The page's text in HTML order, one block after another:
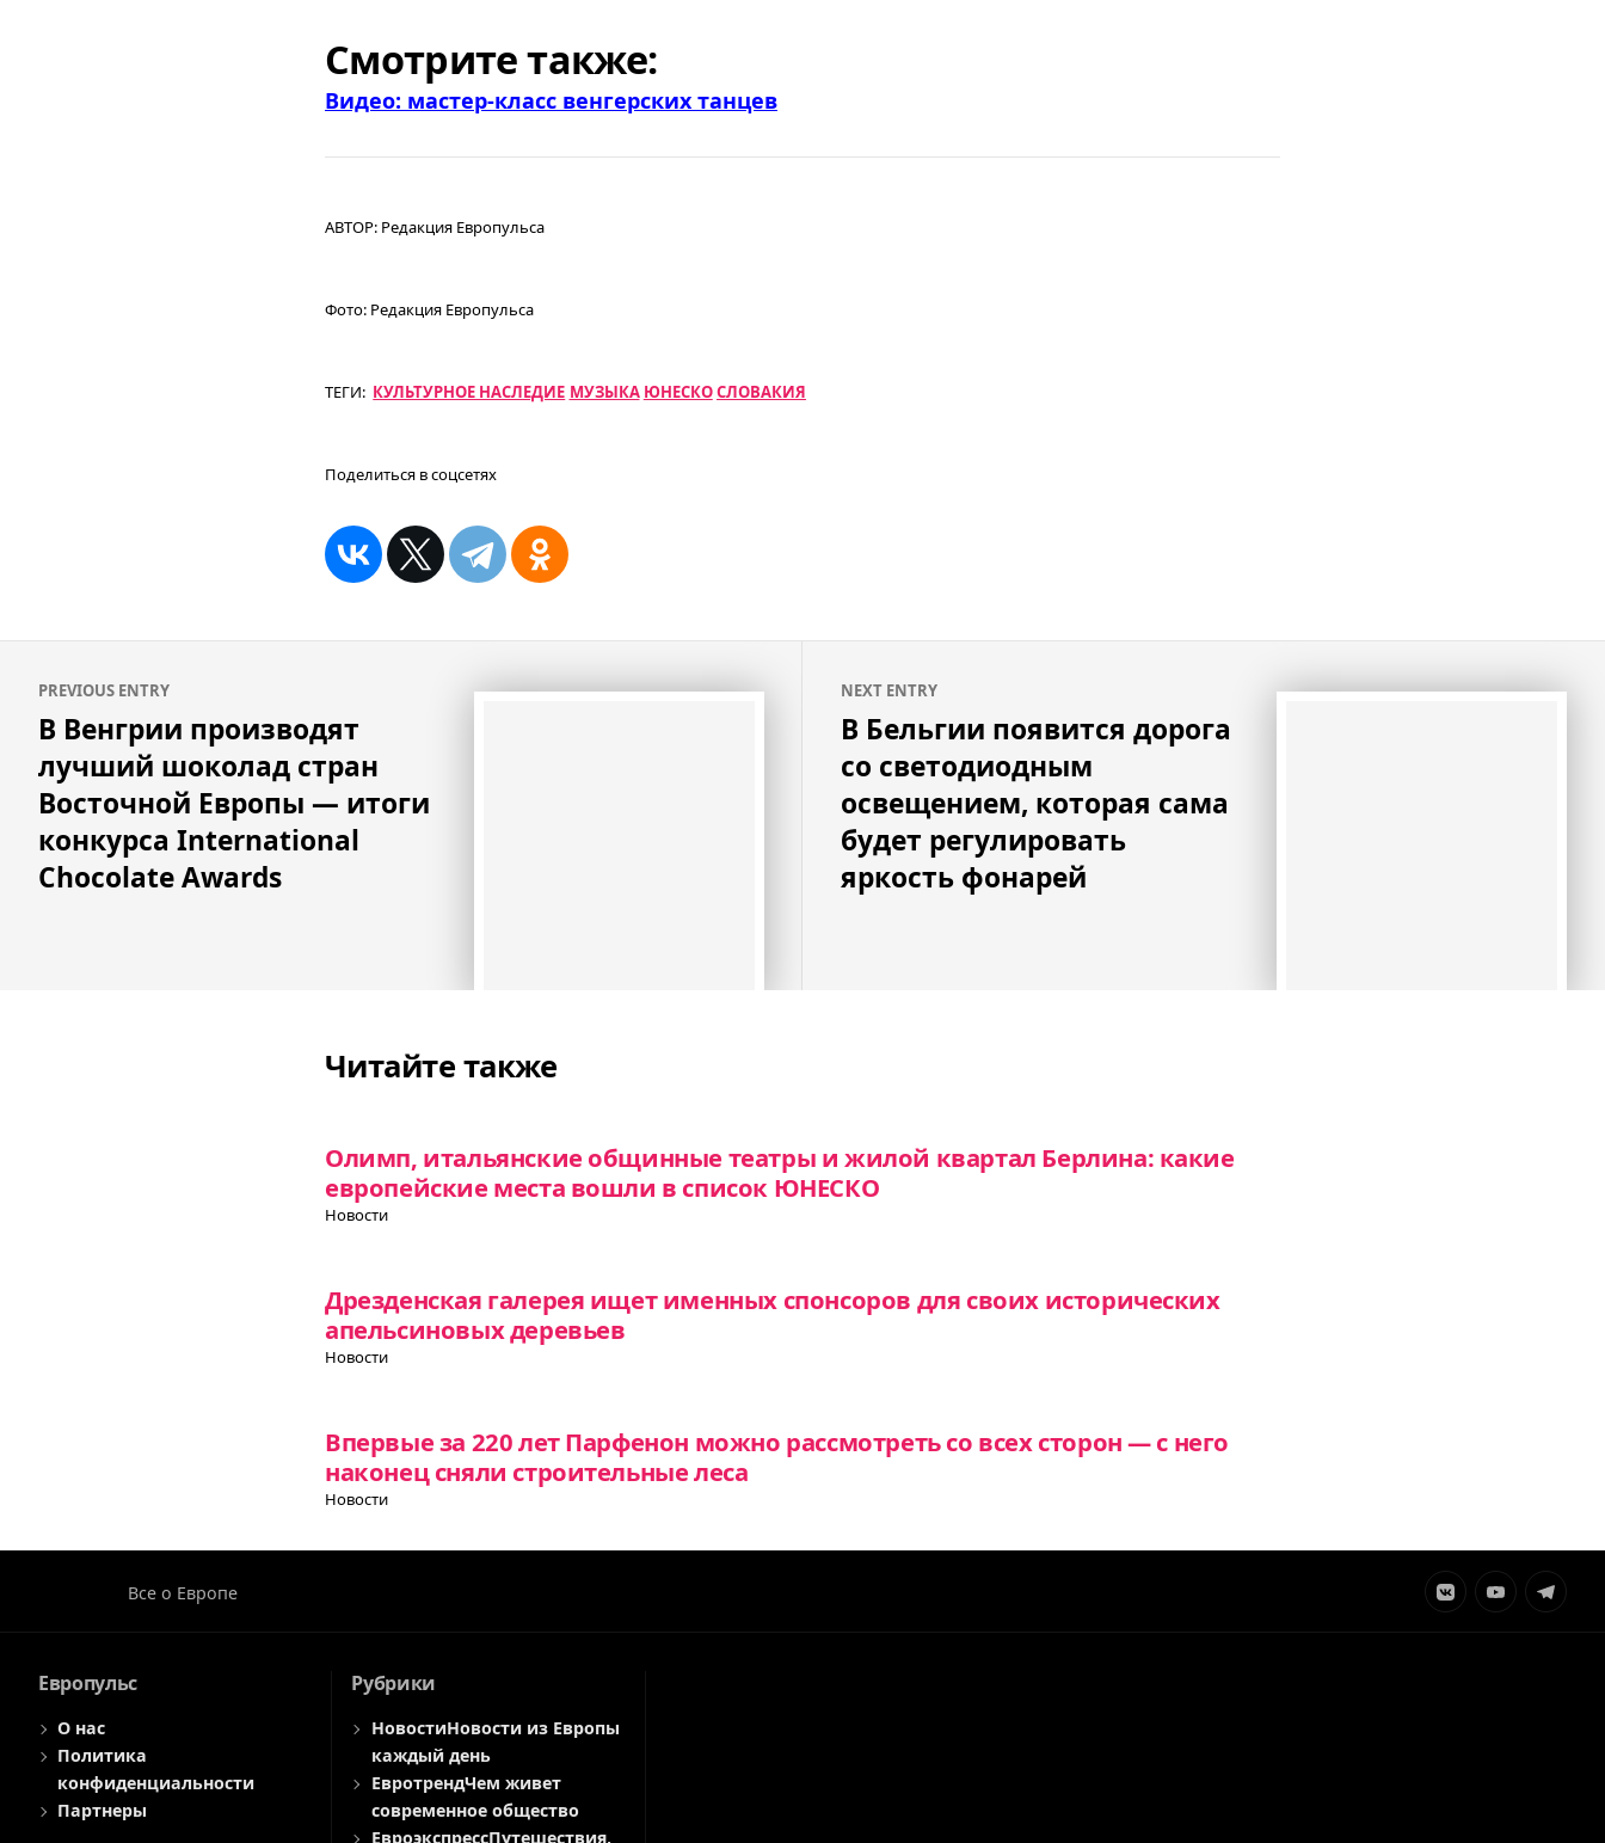
Смотрите также:
Видео: мастер-класс венгерских танцев
АВТОР: Редакция Европульса
Фото: Редакция Европульса
ТЕГИ: КУЛЬТУРНОЕ НАСЛЕДИЕ МУЗЫКА ЮНЕСКОСЛОВАКИЯ
Поделиться в соцсетях
по
записям
PREVIOUS ENTRY
В Венгрии производят
лучший шоколад стран
Восточной Европы — итоги
конкурса International
Chocolate Awards
NEXT ENTRY
В Бельгии появится дорога
со светодиодным
освещением, которая сама
будет регулировать
яркость фонарей
Читайте также
Олимп, итальянские общинные театры и жилой квартал Берлина: какие
европейские места вошли в список ЮНЕСКО
Новости
Дрезденская галерея ищет именных спонсоров для своих исторических
апельсиновых деревьев
Новости
Впервые за 220 лет Парфенон можно рассмотреть со всех сторон — с него
наконец сняли строительные леса
Новости
Все о Европе
ЭлементЭлементЭлемент
Европульс
О нас
Политика
конфиденциальности
Партнеры
Рубрики
НовостиНовости из Европы
каждый день
ЕвротрендЧем живет
современное общество
ЕвроэкспрессПутешествия,